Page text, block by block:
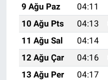
9 Ağu Paz
04:11
10 Ağu Pts
04:13
11 Ağu Sal
04:14
12 Ağu Çar
04:16
13 Ağu Per
04:17